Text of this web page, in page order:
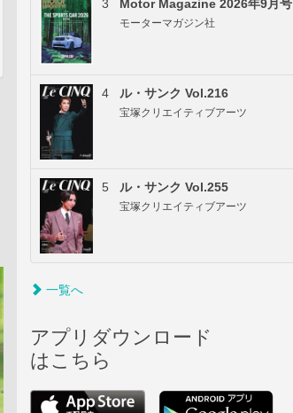
3 Motor Magazine 2026年9月号
モーターマガジン社
4 ル・サンク Vol.216
宝塚クリエイティブアーツ
5 ル・サンク Vol.255
宝塚クリエイティブアーツ
一覧へ
アプリダウンロード
はこちら